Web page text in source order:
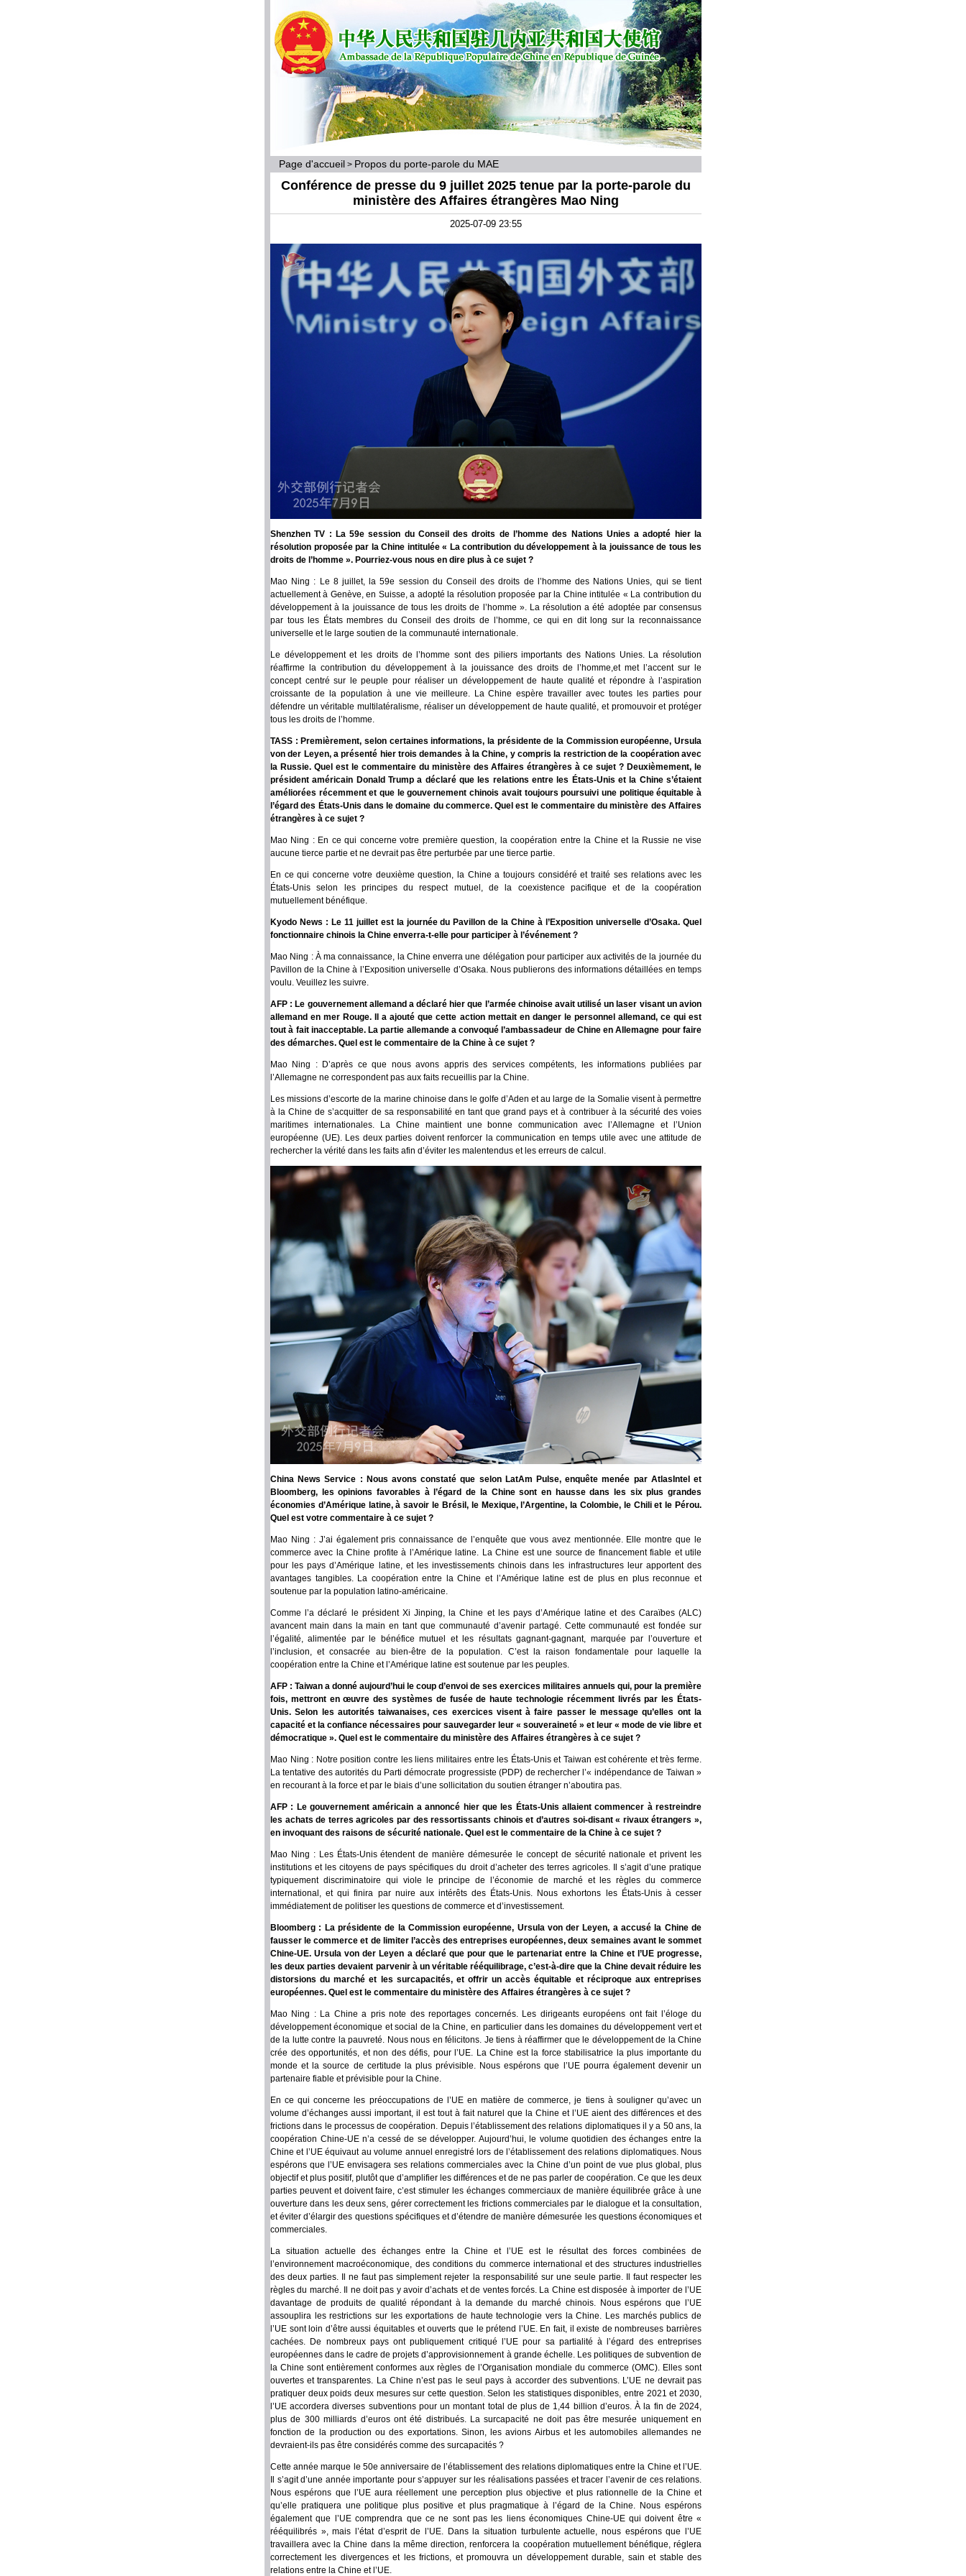
Page d'accueil > Propos du porte-parole du MAE
Conférence de presse du 9 juillet 2025 tenue par la porte-parole du
ministère des Affaires étrangères Mao Ning
2025-07-09 23:55
Shenzhen TV : La 59e session du Conseil des droits de l’homme des Nations Unies a adopté hier la
résolution proposée par la Chine intitulée « La contribution du développement à la jouissance de tous les
droits de l’homme ». Pourriez-vous nous en dire plus à ce sujet ?
Mao Ning : Le 8 juillet, la 59e session du Conseil des droits de l’homme des Nations Unies, qui se tient
actuellement à Genève, en Suisse, a adopté la résolution proposée par la Chine intitulée « La contribution du
développement à la jouissance de tous les droits de l’homme ». La résolution a été adoptée par consensus
par tous les États membres du Conseil des droits de l’homme, ce qui en dit long sur la reconnaissance
universelle et le large soutien de la communauté internationale.
Le développement et les droits de l’homme sont des piliers importants des Nations Unies. La résolution
réaffirme la contribution du développement à la jouissance des droits de l’homme,et met l’accent sur le
concept centré sur le peuple pour réaliser un développement de haute qualité et répondre à l’aspiration
croissante de la population à une vie meilleure. La Chine espère travailler avec toutes les parties pour
défendre un véritable multilatéralisme, réaliser un développement de haute qualité, et promouvoir et protéger
tous les droits de l’homme.
TASS : Premièrement, selon certaines informations, la présidente de la Commission européenne, Ursula
von der Leyen, a présenté hier trois demandes à la Chine, y compris la restriction de la coopération avec
la Russie. Quel est le commentaire du ministère des Affaires étrangères à ce sujet ? Deuxièmement, le
président américain Donald Trump a déclaré que les relations entre les États-Unis et la Chine s’étaient
améliorées récemment et que le gouvernement chinois avait toujours poursuivi une politique équitable à
l’égard des États-Unis dans le domaine du commerce. Quel est le commentaire du ministère des Affaires
étrangères à ce sujet ?
Mao Ning : En ce qui concerne votre première question, la coopération entre la Chine et la Russie ne vise
aucune tierce partie et ne devrait pas être perturbée par une tierce partie.
En ce qui concerne votre deuxième question, la Chine a toujours considéré et traité ses relations avec les
États-Unis selon les principes du respect mutuel, de la coexistence pacifique et de la coopération
mutuellement bénéfique.
Kyodo News : Le 11 juillet est la journée du Pavillon de la Chine à l’Exposition universelle d’Osaka. Quel
fonctionnaire chinois la Chine enverra-t-elle pour participer à l’événement ?
Mao Ning : À ma connaissance, la Chine enverra une délégation pour participer aux activités de la journée du
Pavillon de la Chine à l’Exposition universelle d’Osaka. Nous publierons des informations détaillées en temps
voulu. Veuillez les suivre.
AFP : Le gouvernement allemand a déclaré hier que l’armée chinoise avait utilisé un laser visant un avion
allemand en mer Rouge. Il a ajouté que cette action mettait en danger le personnel allemand, ce qui est
tout à fait inacceptable. La partie allemande a convoqué l’ambassadeur de Chine en Allemagne pour faire
des démarches. Quel est le commentaire de la Chine à ce sujet ?
Mao Ning : D’après ce que nous avons appris des services compétents, les informations publiées par
l’Allemagne ne correspondent pas aux faits recueillis par la Chine.
Les missions d’escorte de la marine chinoise dans le golfe d’Aden et au large de la Somalie visent à permettre
à la Chine de s’acquitter de sa responsabilité en tant que grand pays et à contribuer à la sécurité des voies
maritimes internationales. La Chine maintient une bonne communication avec l’Allemagne et l’Union
européenne (UE). Les deux parties doivent renforcer la communication en temps utile avec une attitude de
rechercher la vérité dans les faits afin d’éviter les malentendus et les erreurs de calcul.
China News Service : Nous avons constaté que selon LatAm Pulse, enquête menée par AtlasIntel et
Bloomberg, les opinions favorables à l’égard de la Chine sont en hausse dans les six plus grandes
économies d’Amérique latine, à savoir le Brésil, le Mexique, l’Argentine, la Colombie, le Chili et le Pérou.
Quel est votre commentaire à ce sujet ?
Mao Ning : J’ai également pris connaissance de l’enquête que vous avez mentionnée. Elle montre que le
commerce avec la Chine profite à l’Amérique latine. La Chine est une source de financement fiable et utile
pour les pays d’Amérique latine, et les investissements chinois dans les infrastructures leur apportent des
avantages tangibles. La coopération entre la Chine et l’Amérique latine est de plus en plus reconnue et
soutenue par la population latino-américaine.
Comme l’a déclaré le président Xi Jinping, la Chine et les pays d’Amérique latine et des Caraïbes (ALC)
avancent main dans la main en tant que communauté d’avenir partagé. Cette communauté est fondée sur
l’égalité, alimentée par le bénéfice mutuel et les résultats gagnant-gagnant, marquée par l’ouverture et
l’inclusion, et consacrée au bien-être de la population. C’est la raison fondamentale pour laquelle la
coopération entre la Chine et l’Amérique latine est soutenue par les peuples.
AFP : Taiwan a donné aujourd’hui le coup d’envoi de ses exercices militaires annuels qui, pour la première
fois, mettront en œuvre des systèmes de fusée de haute technologie récemment livrés par les États-
Unis. Selon les autorités taiwanaises, ces exercices visent à faire passer le message qu’elles ont la
capacité et la confiance nécessaires pour sauvegarder leur « souveraineté » et leur « mode de vie libre et
démocratique ». Quel est le commentaire du ministère des Affaires étrangères à ce sujet ?
Mao Ning : Notre position contre les liens militaires entre les États-Unis et Taiwan est cohérente et très ferme.
La tentative des autorités du Parti démocrate progressiste (PDP) de rechercher l’« indépendance de Taiwan »
en recourant à la force et par le biais d’une sollicitation du soutien étranger n’aboutira pas.
AFP : Le gouvernement américain a annoncé hier que les États-Unis allaient commencer à restreindre
les achats de terres agricoles par des ressortissants chinois et d’autres soi-disant « rivaux étrangers »,
en invoquant des raisons de sécurité nationale. Quel est le commentaire de la Chine à ce sujet ?
Mao Ning : Les États-Unis étendent de manière démesurée le concept de sécurité nationale et privent les
institutions et les citoyens de pays spécifiques du droit d’acheter des terres agricoles. Il s’agit d’une pratique
typiquement discriminatoire qui viole le principe de l’économie de marché et les règles du commerce
international, et qui finira par nuire aux intérêts des États-Unis. Nous exhortons les États-Unis à cesser
immédiatement de politiser les questions de commerce et d’investissement.
Bloomberg : La présidente de la Commission européenne, Ursula von der Leyen, a accusé la Chine de
fausser le commerce et de limiter l’accès des entreprises européennes, deux semaines avant le sommet
Chine-UE. Ursula von der Leyen a déclaré que pour que le partenariat entre la Chine et l’UE progresse,
les deux parties devaient parvenir à un véritable rééquilibrage, c’est-à-dire que la Chine devait réduire les
distorsions du marché et les surcapacités, et offrir un accès équitable et réciproque aux entreprises
européennes. Quel est le commentaire du ministère des Affaires étrangères à ce sujet ?
Mao Ning : La Chine a pris note des reportages concernés. Les dirigeants européens ont fait l’éloge du
développement économique et social de la Chine, en particulier dans les domaines du développement vert et
de la lutte contre la pauvreté. Nous nous en félicitons. Je tiens à réaffirmer que le développement de la Chine
crée des opportunités, et non des défis, pour l’UE. La Chine est la force stabilisatrice la plus importante du
monde et la source de certitude la plus prévisible. Nous espérons que l’UE pourra également devenir un
partenaire fiable et prévisible pour la Chine.
En ce qui concerne les préoccupations de l’UE en matière de commerce, je tiens à souligner qu’avec un
volume d’échanges aussi important, il est tout à fait naturel que la Chine et l’UE aient des différences et des
frictions dans le processus de coopération. Depuis l’établissement des relations diplomatiques il y a 50 ans, la
coopération Chine-UE n’a cessé de se développer. Aujourd’hui, le volume quotidien des échanges entre la
Chine et l’UE équivaut au volume annuel enregistré lors de l’établissement des relations diplomatiques. Nous
espérons que l’UE envisagera ses relations commerciales avec la Chine d’un point de vue plus global, plus
objectif et plus positif, plutôt que d’amplifier les différences et de ne pas parler de coopération. Ce que les deux
parties peuvent et doivent faire, c’est stimuler les échanges commerciaux de manière équilibrée grâce à une
ouverture dans les deux sens, gérer correctement les frictions commerciales par le dialogue et la consultation,
et éviter d’élargir des questions spécifiques et d’étendre de manière démesurée les questions économiques et
commerciales.
La situation actuelle des échanges entre la Chine et l’UE est le résultat des forces combinées de
l’environnement macroéconomique, des conditions du commerce international et des structures industrielles
des deux parties. Il ne faut pas simplement rejeter la responsabilité sur une seule partie. Il faut respecter les
règles du marché. Il ne doit pas y avoir d’achats et de ventes forcés. La Chine est disposée à importer de l’UE
davantage de produits de qualité répondant à la demande du marché chinois. Nous espérons que l’UE
assouplira les restrictions sur les exportations de haute technologie vers la Chine. Les marchés publics de
l’UE sont loin d’être aussi équitables et ouverts que le prétend l’UE. En fait, il existe de nombreuses barrières
cachées. De nombreux pays ont publiquement critiqué l’UE pour sa partialité à l’égard des entreprises
européennes dans le cadre de projets d’approvisionnement à grande échelle. Les politiques de subvention de
la Chine sont entièrement conformes aux règles de l’Organisation mondiale du commerce (OMC). Elles sont
ouvertes et transparentes. La Chine n’est pas le seul pays à accorder des subventions. L’UE ne devrait pas
pratiquer deux poids deux mesures sur cette question. Selon les statistiques disponibles, entre 2021 et 2030,
l’UE accordera diverses subventions pour un montant total de plus de 1,44 billion d’euros. À la fin de 2024,
plus de 300 milliards d’euros ont été distribués. La surcapacité ne doit pas être mesurée uniquement en
fonction de la production ou des exportations. Sinon, les avions Airbus et les automobiles allemandes ne
devraient-ils pas être considérés comme des surcapacités ?
Cette année marque le 50e anniversaire de l’établissement des relations diplomatiques entre la Chine et l’UE.
Il s’agit d’une année importante pour s’appuyer sur les réalisations passées et tracer l’avenir de ces relations.
Nous espérons que l’UE aura réellement une perception plus objective et plus rationnelle de la Chine et
qu’elle pratiquera une politique plus positive et plus pragmatique à l’égard de la Chine. Nous espérons
également que l’UE comprendra que ce ne sont pas les liens économiques Chine-UE qui doivent être «
rééquilibrés », mais l’état d’esprit de l’UE. Dans la situation turbulente actuelle, nous espérons que l’UE
travaillera avec la Chine dans la même direction, renforcera la coopération mutuellement bénéfique, réglera
correctement les divergences et les frictions, et promouvra un développement durable, sain et stable des
relations entre la Chine et l’UE.